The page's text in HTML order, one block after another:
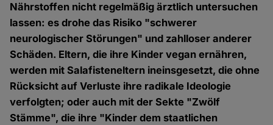
Nährstoffen nicht regelmäßig ärztlich untersuchen
lassen: es drohe das Risiko "schwerer
neurologischer Störungen" und zahlloser anderer
Schäden. Eltern, die ihre Kinder vegan ernähren,
werden mit Salafisteneltern ineinsgesetzt, die ohne
Rücksicht auf Verluste ihre radikale Ideologie
verfolgten; oder auch mit der Sekte "Zwölf
Stämme", die ihre "Kinder dem staatlichen